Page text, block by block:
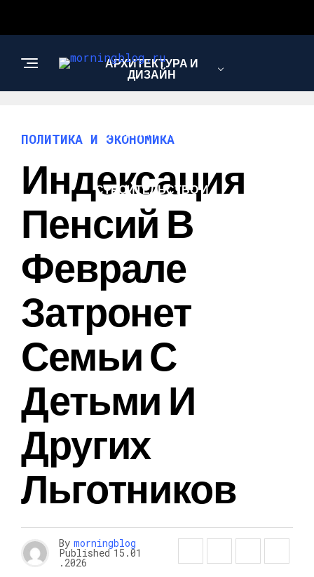
АРХИТЕКТУРА И
ДИЗАЙН
МОДА И СТИЛЬ
СТРОИТЕЛЬСТВО И
ПОЛИТИКА И ЭКОНОМИКА
Индексация
Пенсий В
Феврале
Затронет
Семьи С
Детьми И
Других
Льготников
By morningblog
Published 15.01
.2026